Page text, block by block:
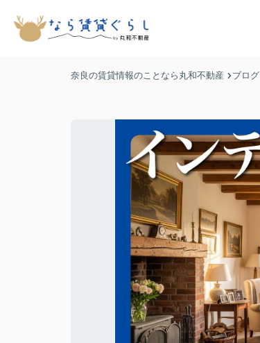
奈良の賃貸情報のことなら丸和不動産 ブログ